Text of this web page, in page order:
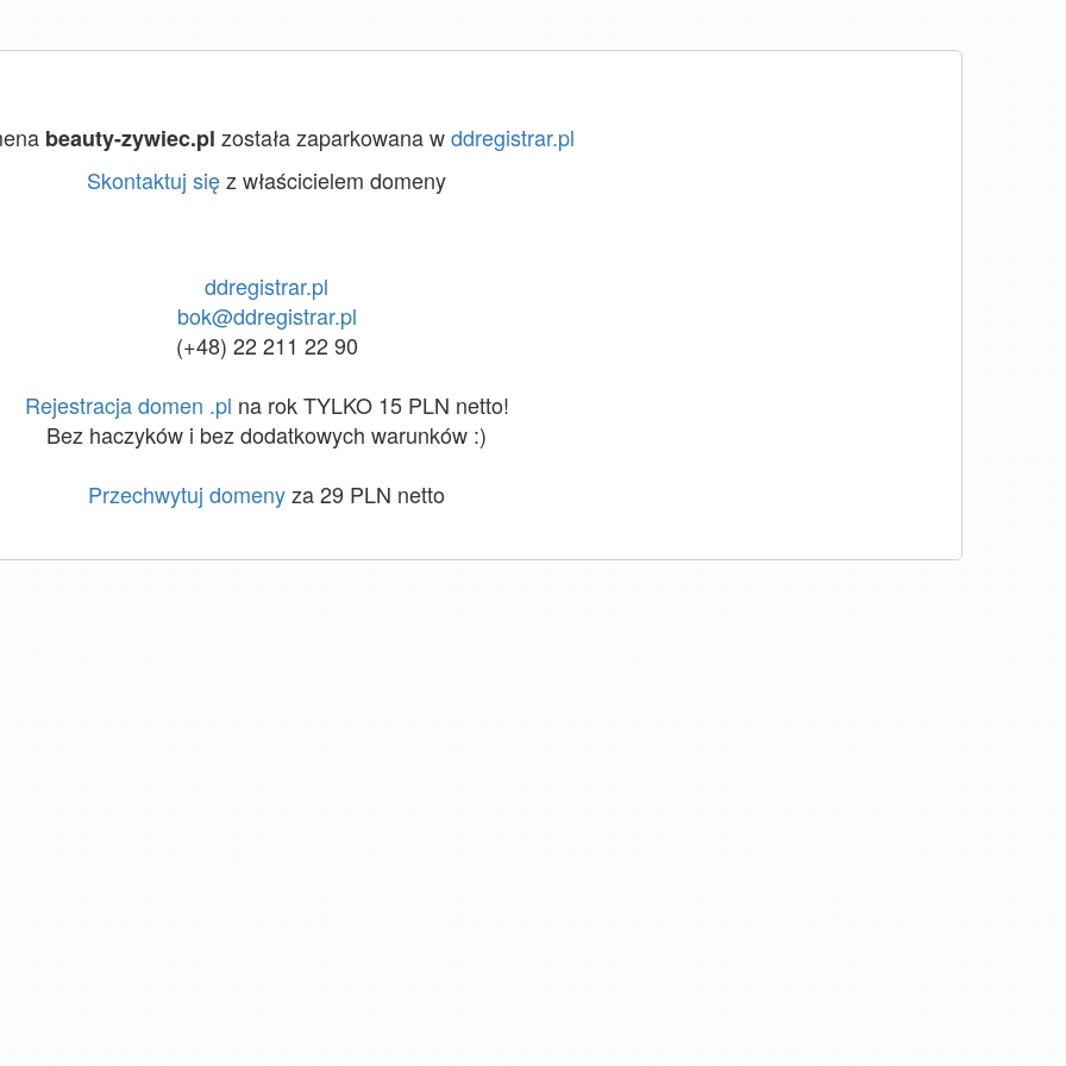
beauty-zywiec.pl została zaparkowana wddregistrar.pl
Skontaktuj sięz właścicielem domeny
ddregistrar.pl
bok@ddregistrar.pl
(+48) 22 211 22 90
Rejestracja domen .pl na rok TYLKO 15 PLN netto!
Bez haczyków i bez dodatkowych warunków :)
Przechwytuj domenyza 29 PLN netto